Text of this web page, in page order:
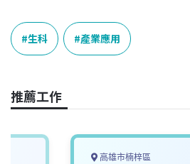
c
e
b
o
k
e
r
e
a
k
n
k
生科 產業應用
推薦工作
高雄市楠梓區